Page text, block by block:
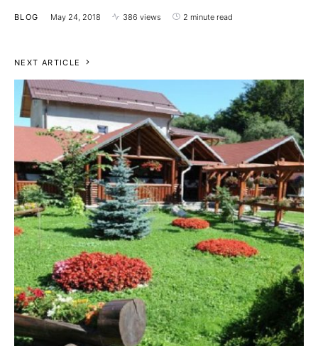
BLOG May 24, 2018 386 views 2 minute read
NEXT ARTICLE